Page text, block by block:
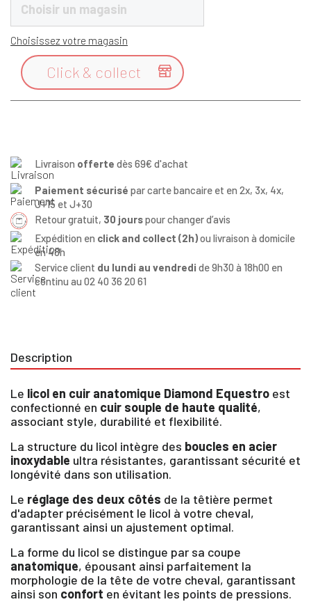
Choisir un magasin
Choisissez votre magasin

Click & collect
Livraison offerte dès 69€ d'achat
Paiement sécurisé par carte bancaire et en 2x, 3x, 4x,
J+15 et J+30
Retour gratuit, 30 jourspour changer d’avis
Expédition en click and collect (2h)ou livraison à domicile
en 48h
Service client du lundi au vendredi de 9h30 à 18h00 en
continu au 02 40 36 20 61
Description
Le licol en cuir anatomique Diamond Equestro est
confectionné en cuir souple de haute qualité,
associant style, durabilité et flexibilité.
La structure du licol intègre des boucles en acier
inoxydable ultra résistantes, garantissant sécurité et
longévité dans son utilisation.
Le réglage des deux côtés de la têtière permet
d'adapter précisément le licol à votre cheval,
garantissant ainsi un ajustement optimal.
La forme du licol se distingue par sa coupe
anatomique, épousant ainsi parfaitement la
morphologie de la tête de votre cheval, garantissant
ainsi son confort en évitant les points de pressions.